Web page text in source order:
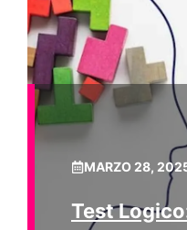
MARZO 28,
Test